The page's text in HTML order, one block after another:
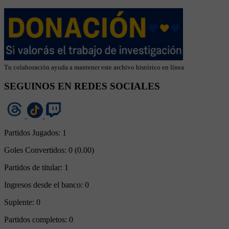
Tu colaboración ayuda a mantener este archivo histórico en línea
SEGUINOS EN REDES SOCIALES
Partidos Jugados: 1
Goles Convertidos: 0 (0.00)
Partidos de titular: 1
Ingresos desde el banco: 0
Suplente: 0
Partidos completos: 0